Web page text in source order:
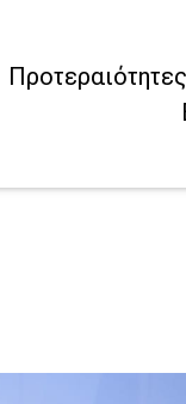
Προτεραιότητες